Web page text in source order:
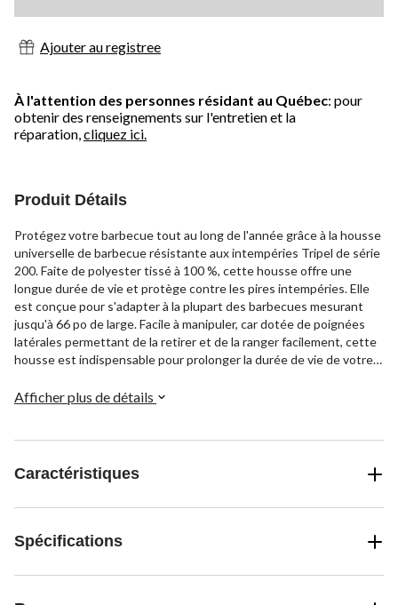
Ajouter au registree
À l'attention des personnes résidant au Québec: pour
obtenir des renseignements sur l'entretien et la
réparation,cliquez ici.
Produit Détails
Protégez votre barbecue tout au long de l'année grâce à la housse
universelle de barbecue résistante aux intempéries Tripel de série
200. Faite de polyester tissé à 100 %, cette housse offre une
longue durée de vie et protège contre les pires intempéries. Elle
est conçue pour s'adapter à la plupart des barbecues mesurant
jusqu'à 66 po de large. Facile à manipuler, car dotée de poignées
latérales permettant de la retirer et de la ranger facilement, cette
housse est indispensable pour prolonger la durée de vie de votre
Afficher plus de détails
Caractéristiques
Spécifications